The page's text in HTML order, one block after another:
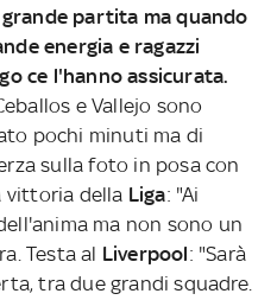
partita ma quando
energia e ragazzi
ce l'hanno assicurata.
e Vallejo sono
pochi minuti ma di
sulla foto in posa con
vittoria della Liga: "Ai
ma non sono un
Testa al Liverpool: "Sarà
tra due grandi squadre.